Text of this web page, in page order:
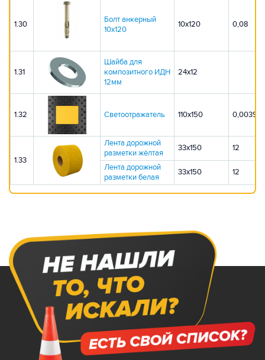
1.30
Болт анкерный
10х120
10х120 0,08
1.31
Шайба для
композитного ИДН
12мм
24х12
1.32 Светоотражатель 110х150 0,0039
1.33
Лента дорожной
разметки жёлтая
33х150 12
Лента дорожной
разметки белая
33х150 12